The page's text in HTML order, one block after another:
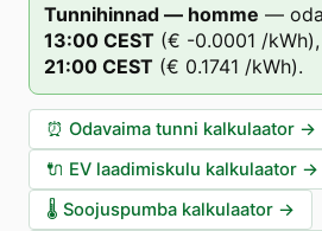
Tunnihinnad — homme —
13:00 CEST (€ -0.0001 /kWh),
21:00 CEST (€ 0.1741 /kWh).
⏰ Odavaima tunni kalkulaator →
🔌 EV laadimiskulu kalkulaator →
🌡️ Soojuspumba kalkulaator →